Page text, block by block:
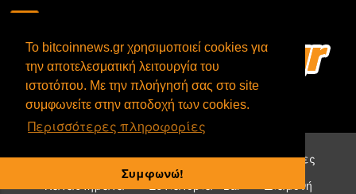
To bitcoinnews.gr χρησιμοποιεί cookies για
την αποτελεσματική λειτουργία του
ιστοτόπου. Με την πλοήγησή σας στο site
συμφωνείτε στην αποδοχή των cookies.
Περισσότερες πληροφορίες
Συμφωνώ!
Επιχειρήσεις που δέχονται bitcoin:
Υπηρεσίες
Καταστήματα
Εστιατόρια - Bar
Διαμονή